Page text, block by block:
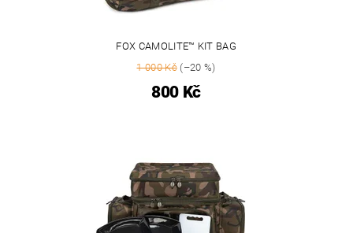
FOX CAMOLITE™ KIT BAG
1 000 Kč (–20 %)
800 Kč